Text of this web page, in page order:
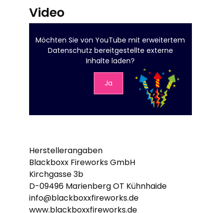
Video
Möchten Sie vonYouTube mit erweitertem
Datenschutz bereitgestellte externe
Inhalte laden?
Ja
Herstellerangaben
Blackboxx Fireworks GmbH
Kirchgasse 3b
D-09496 Marienberg OT Kühnhaide
info@blackboxxfireworks.de
www.blackboxxfireworks.de